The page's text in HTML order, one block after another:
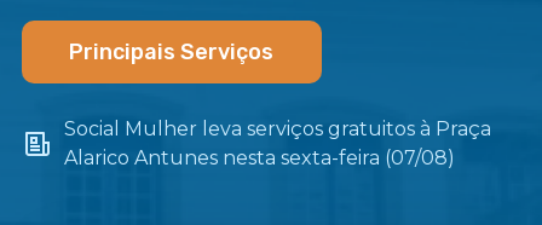
Principais Serviços
Social Mulher leva serviços gratuitos à Praça
Alarico Antunes nesta sexta-feira (07/08)